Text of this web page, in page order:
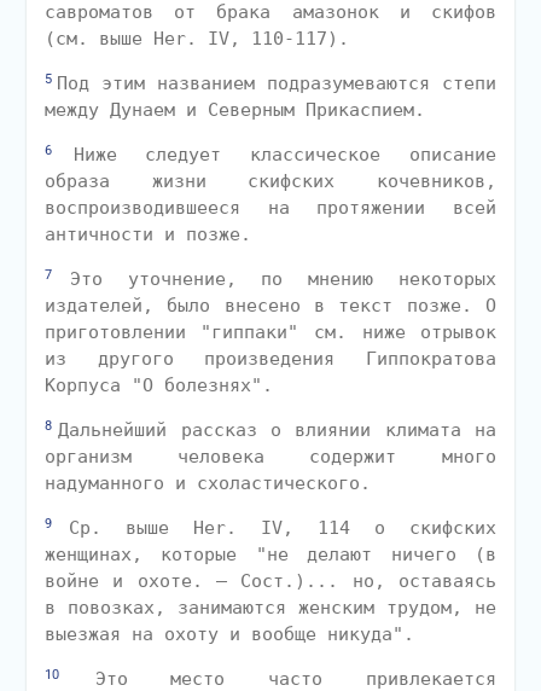
савроматов от брака амазонок и скифов
(см. выше Her. IV, 110-117).
5 Под этим названием подразумеваются степи
между Дунаем и Северным Прикаспием.
6
Ниже следует классическое описание
образа жизни скифских кочевников,
воспроизводившееся на протяжении всей
античности и позже.
7
Это уточнение, по мнению некоторых
издателей, было внесено в текст позже. О
приготовлении "гиппаки" см. ниже отрывок
из другого произведения Гиппократова
Корпуса "О болезнях".
8 Дальнейший рассказ о влиянии климата на
организм человека содержит много
надуманного и схоластического.
9
Ср. выше Her. IV, 114 о скифских
женщинах, которые "не делают ничего (в
войне и охоте. — Сост.)... но, оставаясь
в повозках, занимаются женским трудом, не
выезжая на охоту и вообще никуда".
10
Это место часто привлекается